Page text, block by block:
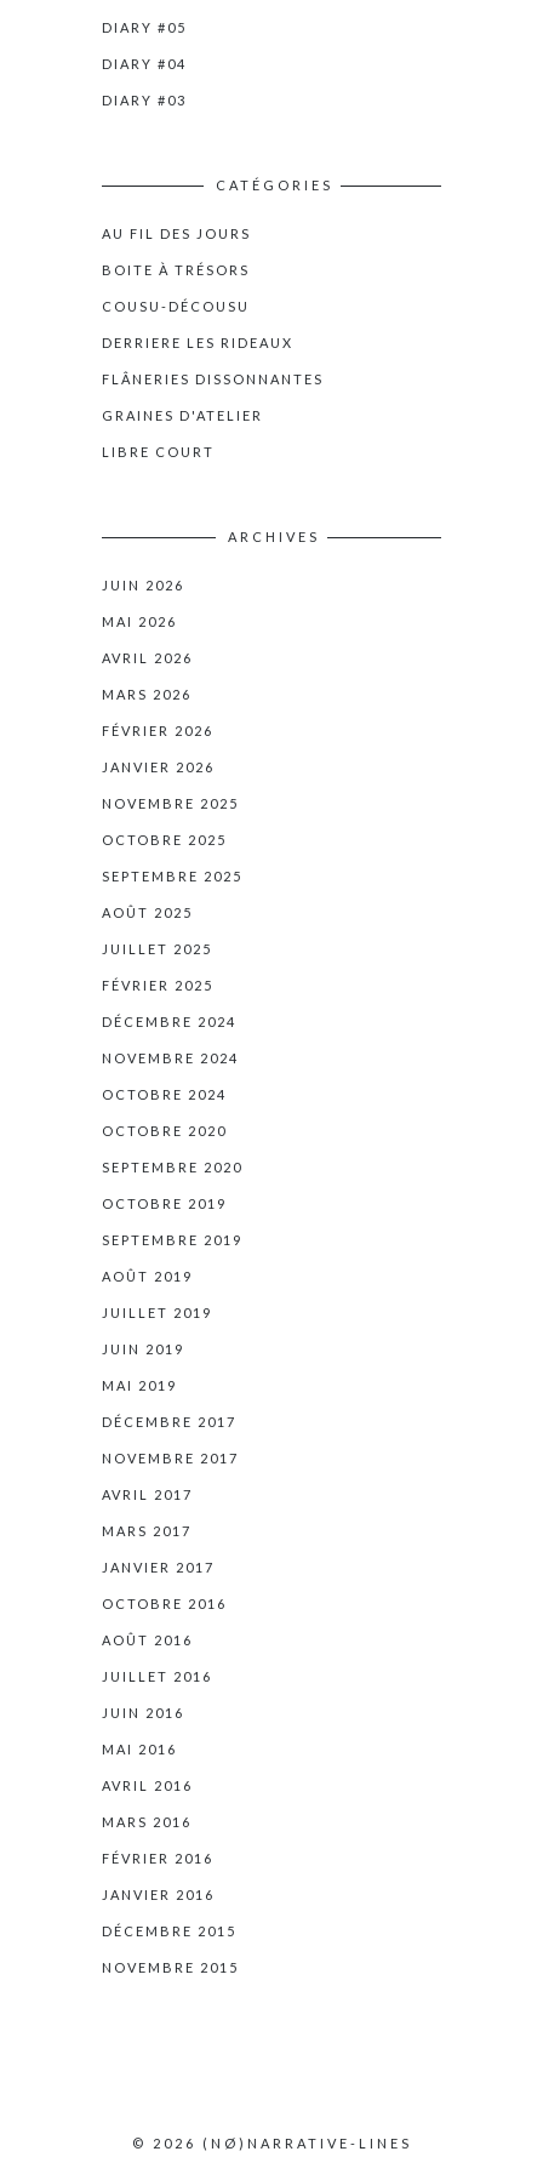
DIARY #05
DIARY #04
DIARY #03
CATÉGORIES
AU FIL DES JOURS
BOITE À TRÉSORS
COUSU-DÉCOUSU
DERRIERE LES RIDEAUX
FLÂNERIES DISSONNANTES
GRAINES D'ATELIER
LIBRE COURT
ARCHIVES
JUIN 2026
MAI 2026
AVRIL 2026
MARS 2026
FÉVRIER 2026
JANVIER 2026
NOVEMBRE 2025
OCTOBRE 2025
SEPTEMBRE 2025
AOÛT 2025
JUILLET 2025
FÉVRIER 2025
DÉCEMBRE 2024
NOVEMBRE 2024
OCTOBRE 2024
OCTOBRE 2020
SEPTEMBRE 2020
OCTOBRE 2019
SEPTEMBRE 2019
AOÛT 2019
JUILLET 2019
JUIN 2019
MAI 2019
DÉCEMBRE 2017
NOVEMBRE 2017
AVRIL 2017
MARS 2017
JANVIER 2017
OCTOBRE 2016
AOÛT 2016
JUILLET 2016
JUIN 2016
MAI 2016
AVRIL 2016
MARS 2016
FÉVRIER 2016
JANVIER 2016
DÉCEMBRE 2015
NOVEMBRE 2015
© 2026 (NØ) NARRATIVE-LINES